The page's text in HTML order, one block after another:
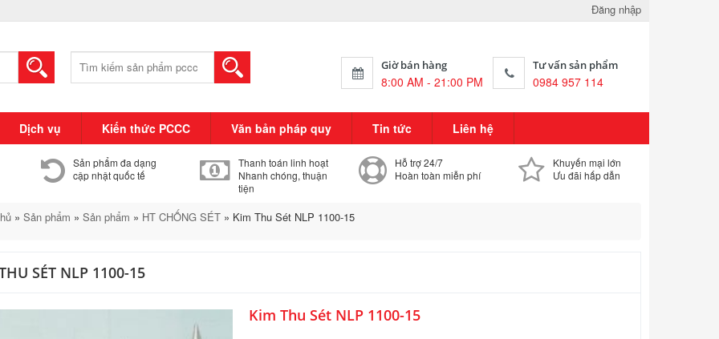
Đăng nhập
kiếm:
Giờ bán hàng
8:00 AM - 21:00 PM
Tư vấn sản phẩm
0984 957 114
Dịch vụ Kiến thức PCCC Văn bản pháp quy Tin tức Liên hệ
Sản phẩm đa dạng
cập nhật quốc tế
Thanh toán linh hoạt
Nhanh chóng, thuận
tiện
Hỗ trợ 24/7
Hoàn toàn miễn phí
Khuyến mại lớn
Ưu đãi hấp dẫn
» Sản phẩm » Sản phẩm » HT CHỐNG SÉT» Kim Thu Sét NLP 1100-15
SÉT NLP 1100-15
Kim Thu Sét NLP 1100-15